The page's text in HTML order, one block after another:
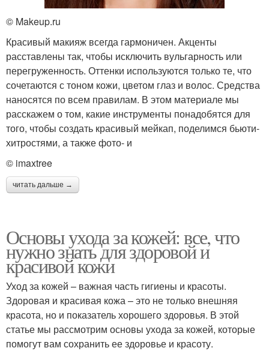
© Makeup.ru
Красивый макияж всегда гармоничен. Акценты
расставлены так, чтобы исключить вульгарность или
перегруженность. Оттенки используются только те, что
сочетаются с тоном кожи, цветом глаз и волос. Средства
наносятся по всем правилам. В этом материале мы
расскажем о том, какие инструменты понадобятся для
того, чтобы создать красивый мейкап, поделимся бьюти-
хитростями, а также фото- и
© imaxtree
читать дальше →
Основы ухода за кожей: все, что
нужно знать для здоровой и
красивой кожи
Уход за кожей – важная часть гигиены и красоты.
Здоровая и красивая кожа – это не только внешняя
красота, но и показатель хорошего здоровья. В этой
статье мы рассмотрим основы ухода за кожей, которые
помогут вам сохранить ее здоровье и красоту.